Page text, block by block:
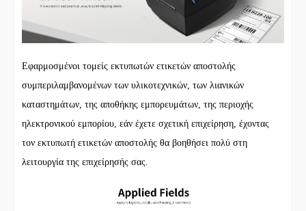
Εφαρμοσμένοι τομείς εκτυπωτών ετικετών αποστολής
συμπεριλαμβανομένων των υλικοτεχνικών, των λιανικών
καταστημάτων, της αποθήκης εμπορευμάτων, της περιοχής
ηλεκτρονικού εμπορίου, εάν έχετε σχετική επιχείρηση, έχοντας
τον εκτυπωτή ετικετών αποστολής θα βοηθήσει πολύ στη
λειτουργία της επιχείρησής σας.